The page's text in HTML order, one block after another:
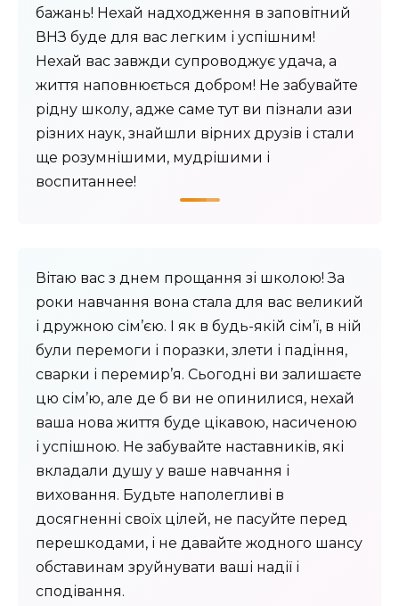
бажань! Нехай надходження в заповітний
ВНЗ буде для вас легким і успішним!
Нехай вас завжди супроводжує удача, а
життя наповнюється добром! Не забувайте
рідну школу, адже саме тут ви пізнали ази
різних наук, знайшли вірних друзів і стали
ще розумнішими, мудрішими і
воспитаннее!
Вітаю вас з днем ​​прощання зі школою! За
роки навчання вона стала для вас великий
і дружною сім’єю. І як в будь-якій сім’ї, в ній
були перемоги і поразки, злети і падіння,
сварки і перемир’я. Сьогодні ви залишаєте
цю сім’ю, але де б ви не опинилися, нехай
ваша нова життя буде цікавою, насиченою
і успішною. Не забувайте наставників, які
вкладали душу у ваше навчання і
виховання. Будьте наполегливі в
досягненні своїх цілей, не пасуйте перед
перешкодами, і не давайте жодного шансу
обставинам зруйнувати ваші надії і
сподівання.